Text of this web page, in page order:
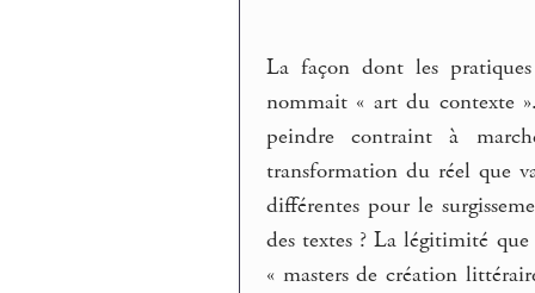
La façon dont les
nommait « art du contexte
peindre contraint à
transformation du réel que
différentes pour le
des textes ? La légitimité
« masters de création